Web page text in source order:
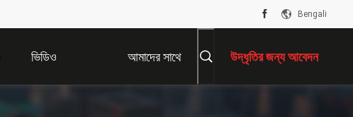
Bengali
ভিডিও আমাদের সাথে উদ্ধৃতির জন্য আবেদন